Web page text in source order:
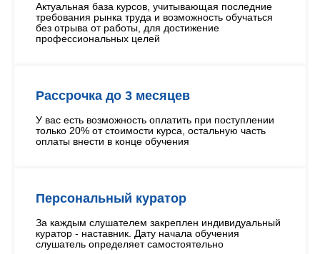
Актуальная база курсов, учитывающая последние
требования рынка труда и возможность обучаться
без отрыва от работы, для достижение
профессиональных целей
Рассрочка до 3 месяцев
У вас есть возможность оплатить при поступлении
только 20% от стоимости курса, остальную часть
оплаты внести в конце обучения
Персональный куратор
За каждым слушателем закреплен индивидуальный
куратор - наставник. Дату начала обучения
слушатель определяет самостоятельно